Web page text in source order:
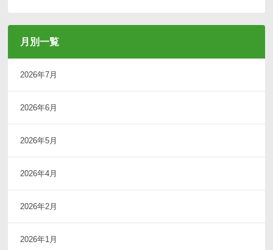
月別一覧
2026年7月
2026年6月
2026年5月
2026年4月
2026年2月
2026年1月